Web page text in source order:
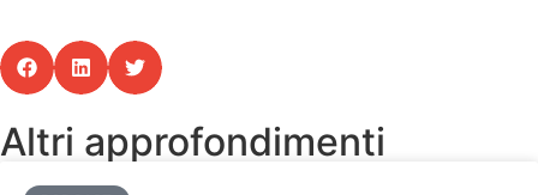
Altri approfondimenti